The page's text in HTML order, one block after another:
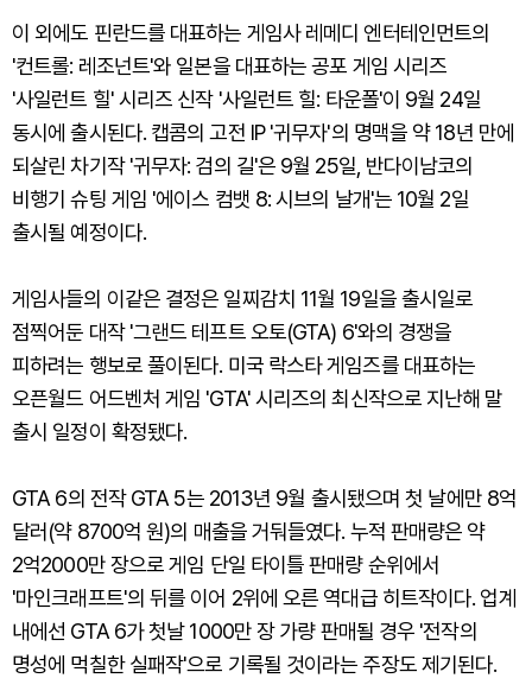
이 외에도 핀란드를 대표하는 게임사 레메디 엔터테인먼트의
'컨트롤: 레조넌트'와 일본을 대표하는 공포 게임 시리즈
'사일런트 힐' 시리즈 신작 '사일런트 힐: 타운폴'이 9월 24일
동시에 출시된다. 캡콤의 고전 IP '귀무자'의 명맥을 약 18년 만에
되살린 차기작 '귀무자: 검의 길'은 9월 25일, 반다이남코의
비행기 슈팅 게임 '에이스 컴뱃 8: 시브의 날개'는 10월 2일
출시될 예정이다.
게임사들의 이같은 결정은 일찌감치 11월 19일을 출시일로
점찍어둔 대작 '그랜드 테프트 오토(GTA) 6'와의 경쟁을
피하려는 행보로 풀이된다. 미국 락스타 게임즈를 대표하는
오픈월드 어드벤처 게임 'GTA' 시리즈의 최신작으로 지난해 말
출시 일정이 확정됐다.
GTA 6의 전작 GTA 5는 2013년 9월 출시됐으며 첫 날에만 8억
달러(약 8700억 원)의 매출을 거둬들였다. 누적 판매량은 약
2억2000만 장으로 게임 단일 타이틀 판매량 순위에서
'마인크래프트'의 뒤를 이어 2위에 오른 역대급 히트작이다. 업계
내에선 GTA 6가 첫날 1000만 장 가량 판매될 경우 '전작의
명성에 먹칠한 실패작'으로 기록될 것이라는 주장도 제기된다.